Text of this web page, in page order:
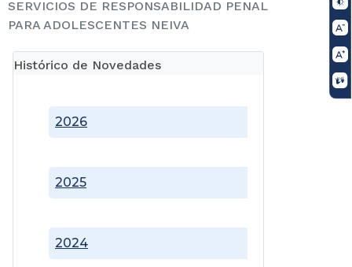
SERVICIOS DE RESPONSABILIDAD PENAL
PARA ADOLESCENTES NEIVA
Histórico de Novedades
2024
2025
2026